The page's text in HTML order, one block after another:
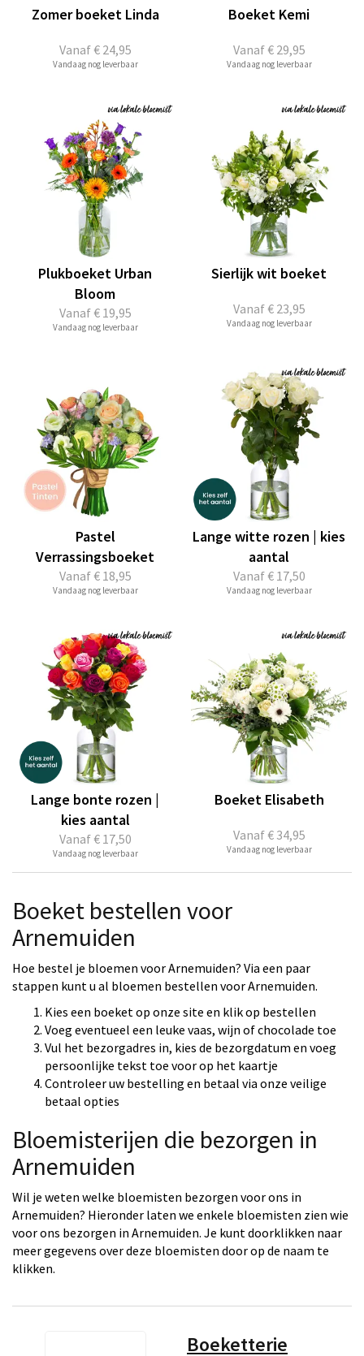
Vanaf€ 24,95
Zomer boeket Linda
Vandaag nog leverbaar
Vanaf€ 29,95
Boeket Kemi
Vandaag nog leverbaar
Vanaf€ 19,95
Plukboeket Urban
Bloom
Vandaag nog leverbaar
Vanaf€ 23,95
Sierlijk wit boeket
Vandaag nog leverbaar
Vanaf€ 18,95
Pastel
Verrassingsboeket
Vandaag nog leverbaar
Vanaf€ 17,50
Lange witte rozen | kies
aantal
Vandaag nog leverbaar
Vanaf€ 17,50
Lange bonte rozen |
kies aantal
Vandaag nog leverbaar
Vanaf€ 34,95
Boeket Elisabeth
Vandaag nog leverbaar
Boeket bestellen voor
Arnemuiden
Hoe bestel je bloemen voor Arnemuiden? Via een paar
stappen kunt u al bloemen bestellen voor Arnemuiden.
Kies een boeket op onze site en klik op bestellen
Voeg eventueel een leuke vaas, wijn of chocolade toe
Vul het bezorgadres in, kies de bezorgdatum en voeg
persoonlijke tekst toe voor op het kaartje
Controleer uw bestelling en betaal via onze veilige
betaal opties
Bloemisterijen die bezorgen in
Arnemuiden
Wil je weten welke bloemisten bezorgen voor ons in
Arnemuiden? Hieronder laten we enkele bloemisten zien wie
voor ons bezorgen in Arnemuiden. Je kunt doorklikken naar
meer gegevens over deze bloemisten door op de naam te
klikken.
Boeketterie